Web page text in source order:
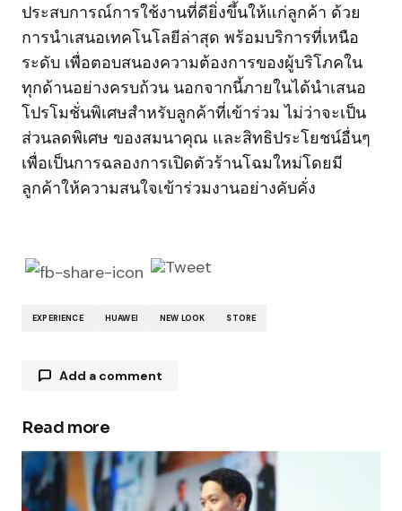
ประสบการณ์การใช้งานที่ดียิ่งขึ้นให้แก่ลูกค้า ด้วย
การนำเสนอเทคโนโลยีล่าสุด พร้อมบริการที่เหนือ
ระดับ เพื่อตอบสนองความต้องการของผู้บริโภคใน
ทุกด้านอย่างครบถ้วน นอกจากนี้ภายในได้นำเสนอ
โปรโมชั่นพิเศษสำหรับลูกค้าที่เข้าร่วม ไม่ว่าจะเป็น
ส่วนลดพิเศษ ของสมนาคุณ และสิทธิประโยชน์อื่นๆ
เพื่อเป็นการฉลองการเปิดตัวร้านโฉมใหม่โดยมี
ลูกค้าให้ความสนใจเข้าร่วมงานอย่างคับคั่ง
EXPERIENCE HUAWEI NEW LOOK STORE
Add a comment
Your email address will not be published.
Required fields are marked*
Read more